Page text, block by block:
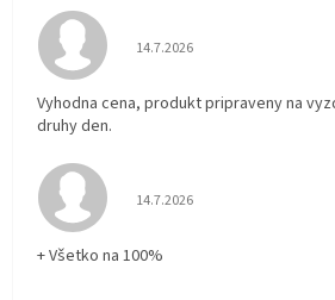
Hodnotenie obchodu je 5 z
14.7.2026
Vyhodna cena, produkt pripraveny na
druhy den.
Hodnotenie obchodu je 5 z
14.7.2026
+ Všetko na 100%